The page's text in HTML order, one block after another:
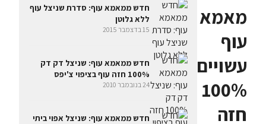
מאמא
עוף
עשויים
100%
חזה
חדש ממאמא עוף: סדרת שניצל עוף
ללא גלוטן
15 בדצמבר 2015
חדש ממאמא עוף: שניצל דק דק
100% חזה עוף בציפוי צ'יפס
24 בנובמבר 2010
חדש ממאמא עוף: שניצל אפוי ביתי